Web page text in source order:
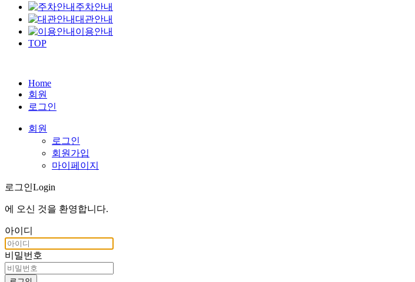
주차안내
대관안내
이용안내
TOP
Home
회원
로그인
회원
로그인
회원가입
마이페이지
로그인Login
에 오신 것을 환영합니다.
아이디
비밀번호